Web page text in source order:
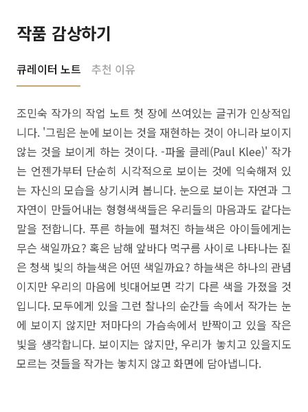
작품 감상하기
큐레이터 노트 추천 이유
조민숙 작가의 작업 노트 첫 장에 쓰여있는 글귀가 인상적입
니다. '그림은 눈에 보이는 것을 재현하는 것이 아니라 보이지
않는 것을 보이게 하는 것이다. -파울 클레(Paul Klee)' 작가
는 언젠가부터 단순히 시각적으로 보이는 것에 익숙해져 있
는 자신의 모습을 상기시켜 봅니다. 눈으로 보이는 자연과 그
자연이 만들어내는 형형색색들은 우리들의 마음과도 같다는
말을 전합니다. 푸른 하늘에 펼쳐진 하늘색은 아이들에게는
무슨 색일까요? 혹은 남해 앞바다 먹구름 사이로 나타나는 짙
은 청색 빛의 하늘색은 어떤 색일까요? 하늘색은 하나의 관념
이지만 우리의 마음에 빗대어보면 각기 다른 색을 가졌을 것
입니다. 모두에게 있을 그런 찰나의 순간들 속에서 작가는 눈
에 보이지 않지만 저마다의 가슴속에서 반짝이고 있을 작은
빛을 생각합니다. 보이지는 않지만, 우리가 놓치고 있을지도
모르는 것들을 작가는 놓치지 않고 화면에 담아냅니다.